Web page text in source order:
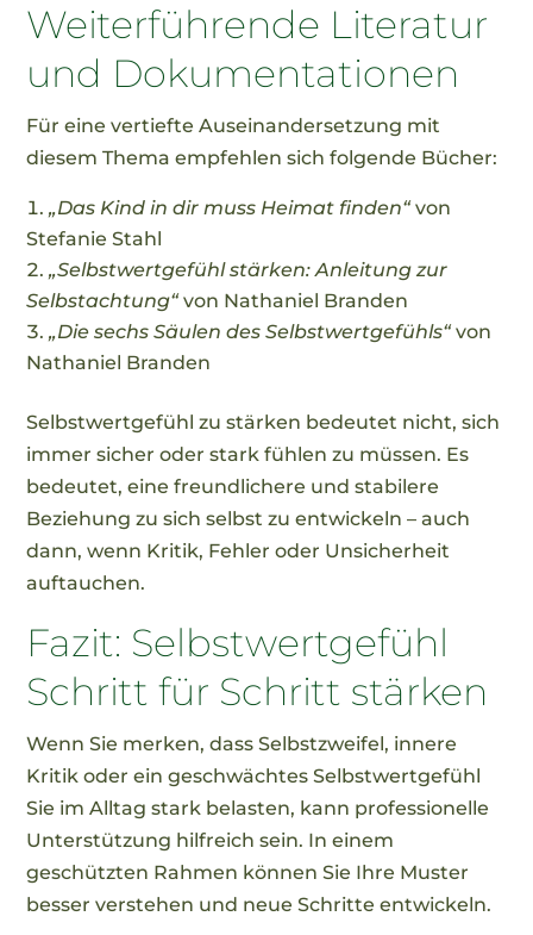
Weiterführende Literatur
und Dokumentationen
Für eine vertiefte Auseinandersetzung mit
diesem Thema empfehlen sich folgende Bücher:
„Das Kind in dir muss Heimat finden“von
Stefanie Stahl
„Selbstwertgefühl stärken: Anleitung zur
Selbstachtung“von Nathaniel Branden
„Die sechs Säulen des Selbstwertgefühls“von
Nathaniel Branden
Selbstwertgefühl zu stärken bedeutet nicht, sich
immer sicher oder stark fühlen zu müssen. Es
bedeutet, eine freundlichere und stabilere
Beziehung zu sich selbst zu entwickeln – auch
dann, wenn Kritik, Fehler oder Unsicherheit
auftauchen.
Fazit: Selbstwertgefühl
Schritt für Schritt stärken
Wenn Sie merken, dass Selbstzweifel, innere
Kritik oder ein geschwächtes Selbstwertgefühl
Sie im Alltag stark belasten, kann professionelle
Unterstützung hilfreich sein. In einem
geschützten Rahmen können Sie Ihre Muster
besser verstehen und neue Schritte entwickeln.